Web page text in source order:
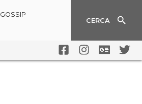
GOSSIP
CERCA